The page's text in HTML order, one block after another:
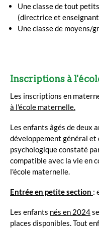
Une classe de tout
(directrice et
Une classe de moyens/
Inscriptions à
Les inscriptions en
à l'école maternelle.
Les enfants âgés de deux
développement général
psychologique constaté
compatible avec la vie en
l'école maternelle.
Entrée en petite section :
Les enfants nés en 2024
places disponibles. Tout